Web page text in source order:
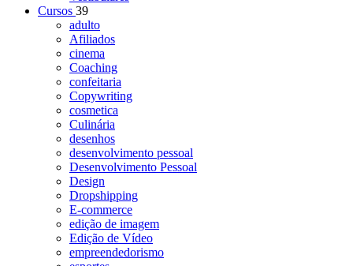
Cursos 39
adulto
Afiliados
cinema
Coaching
confeitaria
Copywriting
cosmetica
Culinária
desenhos
desenvolvimento pessoal
Desenvolvimento Pessoal
Design
Dropshipping
E-commerce
edição de imagem
Edição de Vídeo
empreendedorismo